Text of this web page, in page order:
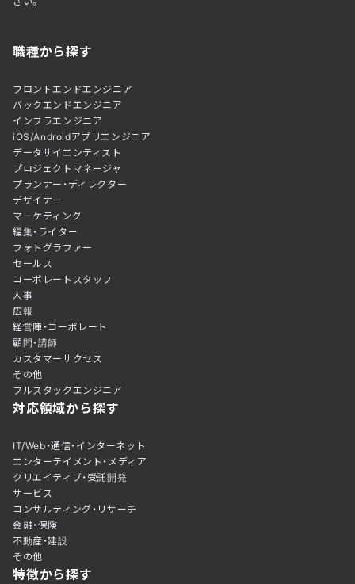
職種から探す
フロントエンドエンジニア
バックエンドエンジニア
インフラエンジニア
iOS/Androidアプリエンジニア
データサイエンティスト
プロジェクトマネージャ
プランナー・ディレクター
デザイナー
マーケティング
編集・ライター
フォトグラファー
セールス
コーポレートスタッフ
人事
広報
経営陣・コーポレート
顧問・講師
カスタマーサクセス
その他
フルスタックエンジニア
対応領域から探す
IT/Web・通信・インターネット
エンターテイメント・メディア
クリエイティブ・受託開発
サービス
コンサルティング・リサーチ
金融・保険
不動産・建設
その他
特徴から探す